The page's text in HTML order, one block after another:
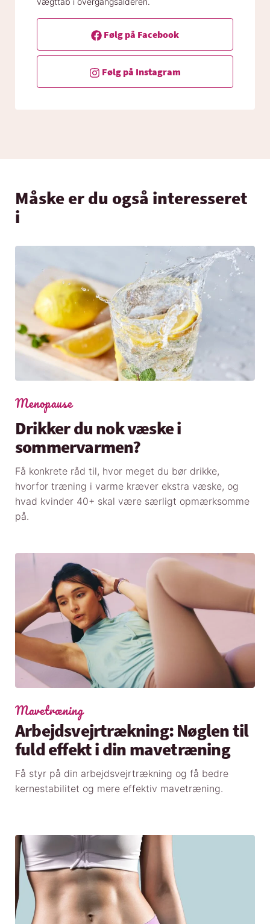
Følg på Facebook
Følg på Instagram
Måske er du også interesseret
i
Menopause
Drikker du nok væske i
sommervarmen?
Få konkrete råd til, hvor meget du bør drikke,
hvorfor træning i varme kræver ekstra væske, og
hvad kvinder 40+ skal være særligt opmærksomme
på.
Mavetræning
Arbejdsvejrtrækning: Nøglen til
fuld effekt i din mavetræning
Få styr på din arbejdsvejrtrækning og få bedre
kernestabilitet og mere effektiv mavetræning.